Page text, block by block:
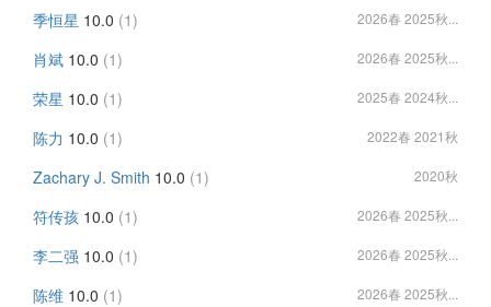
季恒星 10.0 (1) 2026春 2025秋...
肖斌 10.0 (1) 2026春 2025秋...
荣星 10.0 (1) 2025春 2024秋...
陈力 10.0 (1) 2022春 2021秋
Zachary J. Smith 10.0 (1) 2020秋
符传孩 10.0 (1) 2026春 2025秋...
李二强 10.0 (1) 2026春 2025秋...
陈维 10.0 (1) 2026春 2025秋...